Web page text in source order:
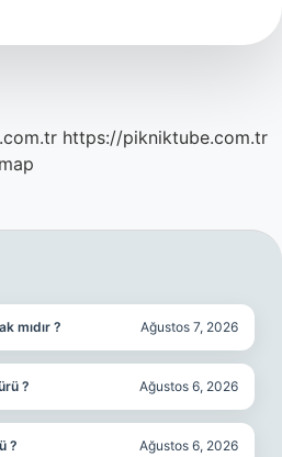
https://pikniktube.com.tr
mıdır ? Ağustos 7, 2026
? Ağustos 6, 2026
? Ağustos 6, 2026